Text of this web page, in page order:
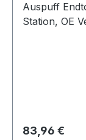
Auspuff
Station, OE
Regulärer
83,96 €